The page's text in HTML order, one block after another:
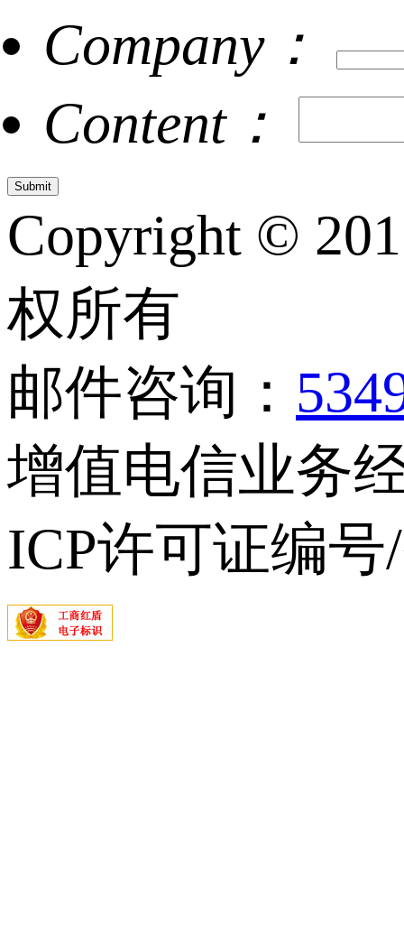
Company：
Content：
Copyright ©
权所有
邮件咨询：
增值电信业务
ICP许可证编号